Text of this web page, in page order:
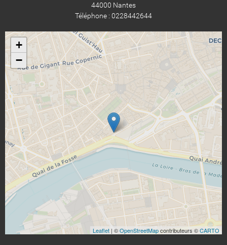
44000 Nantes
Téléphone : 0228442644
+
−
Leaflet | ©OpenStreetMapcontributeurs ©CARTO